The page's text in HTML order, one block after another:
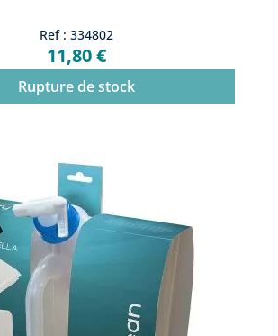
Ref : 334802
11,80 €
Rupture de stock